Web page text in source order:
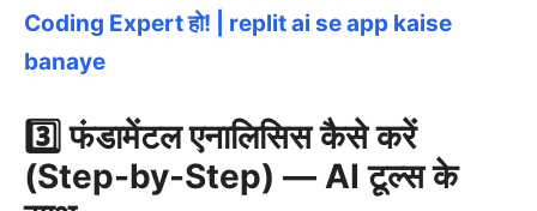
Coding Expert हो! | replit ai se app kaise
banaye
3️⃣ फंडामेंटल एनालिसिस कैसे करें
(Step-by-Step) — AI टूल्स के